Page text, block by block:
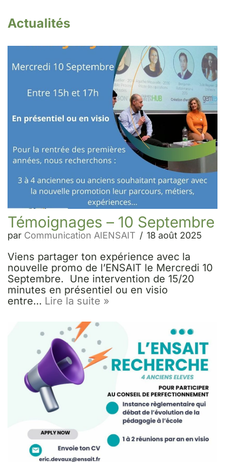
Actualités
Témoignages – 10 Septembre
par Communication AIENSAIT 18 août 2025
Viens partager ton expérience avec la
nouvelle promo de l’ENSAIT le Mercredi 10
Septembre. Une intervention de 15/20
minutes en présentiel ou en visio
entre… Lire la suite »